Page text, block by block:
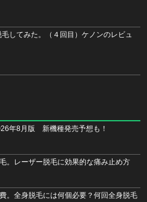
してみた。（４回目）ケノンのレビュ
年8月版 新機種発売予想も！
。レーザー脱毛に効果的な痛み止め方
。全身脱毛には何個必要？何回全身脱毛